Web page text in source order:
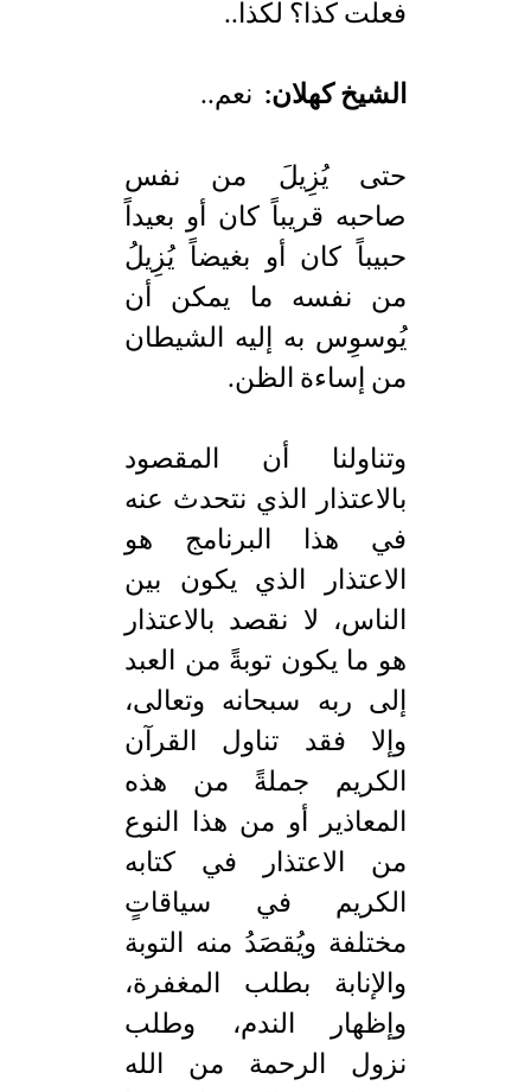
فعلت كذا؟ لكذا..
الشيخ كهلان: نعم..
حتى يُزِيلَ من نفس
صاحبه قريباً كان أو بعيداً
حبيباً كان أو بغيضاً يُزِيلُ
من نفسه ما يمكن أن
يُوسوِس به إليه الشيطان
من إساءة الظن.
وتناولنا أن المقصود
بالاعتذار الذي نتحدث عنه
في هذا البرنامج هو
الاعتذار الذي يكون بين
الناس، لا نقصد بالاعتذار
هو ما يكون توبةً من العبد
إلى ربه سبحانه وتعالى،
وإلا فقد تناول القرآن
الكريم جملةً من هذه
المعاذير أو من هذا النوع
من الاعتذار في كتابه
الكريم في سياقاتٍ
مختلفة ويُقصَدُ منه التوبة
والإنابة بطلب المغفرة،
وإظهار الندم، وطلب
نزول الرحمة من الله